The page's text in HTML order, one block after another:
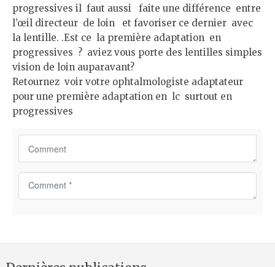
progressives il faut aussi faite une différence entre
l’œil directeur de loin et favoriser ce dernier avec
la lentille. .Est ce la première adaptation en
progressives ? aviez vous porte des lentilles simples
vision de loin auparavant?
Retournez voir votre ophtalmologiste adaptateur
pour une première adaptation en lc surtout en
progressives